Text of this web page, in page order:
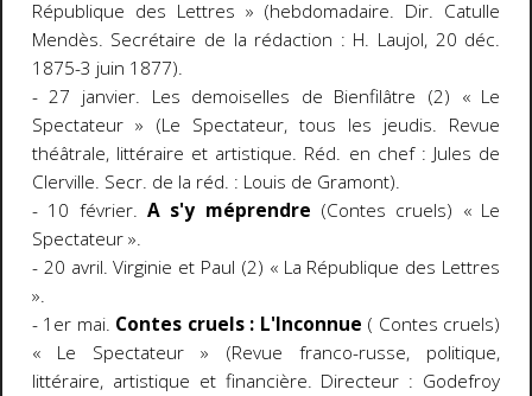
République des Lettres » (hebdomadaire. Dir. Catulle
Mendès. Secrétaire de la rédaction : H. Laujol, 20 déc.
1875-3 juin 1877).
- 27 janvier. Les demoiselles de Bienfilâtre (2) « Le
Spectateur » (Le Spectateur, tous les jeudis. Revue
théâtrale, littéraire et artistique. Réd. en chef : Jules de
Clerville. Secr. de la réd. : Louis de Gramont).
- 10 février. A s'y méprendre (Contes cruels) « Le
Spectateur ».
- 20 avril. Virginie et Paul (2) « La République des Lettres
».
- 1er mai. Contes cruels : L'Inconnue ( Contes cruels)
« Le Spectateur » (Revue franco-russe, politique,
littéraire, artistique et financière. Directeur : Godefroy